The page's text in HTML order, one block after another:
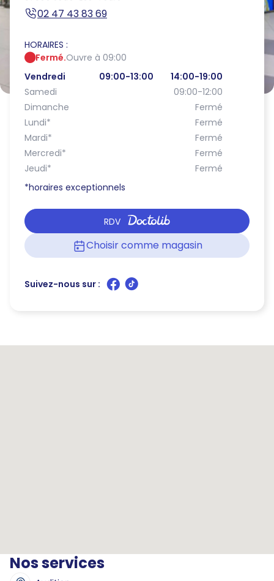
02 47 43 83 69
HORAIRES :
Fermé.Ouvre à 09:00
Vendredi
09:00-13:00
14:00-19:00
Samedi
09:00-12:00
Dimanche
Fermé
Lundi*
Fermé
Mardi*
Fermé
Mercredi*
Fermé
Jeudi*
Fermé
*horaires exceptionnels
RDV
Choisir comme magasin
Suivez-nous sur :
Nos services